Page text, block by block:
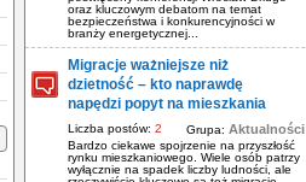
oraz kluczowym debatom na temat
bezpieczeństwa i konkurencyjności w
branży energetycznej...
Migracje ważniejsze niż
dzietność – kto naprawdę
napędzi popyt na mieszkania
Liczba postów: 2 Grupa: Aktualności
Bardzo ciekawe spojrzenie na przyszłość
rynku mieszkaniowego. Wiele osób patrzy
wyłącznie na spadek liczby ludności, ale